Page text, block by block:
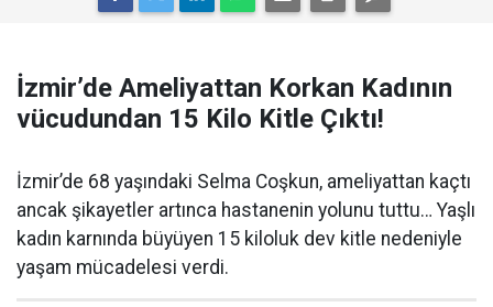
İzmir’de Ameliyattan Korkan Kadının
vücudundan 15 Kilo Kitle Çıktı!
İzmir’de 68 yaşındaki Selma Coşkun, ameliyattan kaçtı
ancak şikayetler artınca hastanenin yolunu tuttu… Yaşlı
kadın karnında büyüyen 15 kiloluk dev kitle nedeniyle
yaşam mücadelesi verdi.